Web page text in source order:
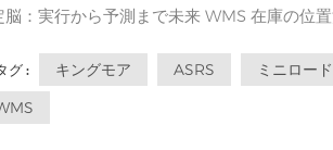
行から予測まで未来 WMS 在庫の位置決めや順序の並べ替えなど
けを借りて、システムは履歴販売データ、天
ソーシャルメディアの...
グ : キングモア ASRS ミニロード